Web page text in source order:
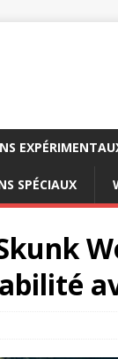
SPÉCIAUX